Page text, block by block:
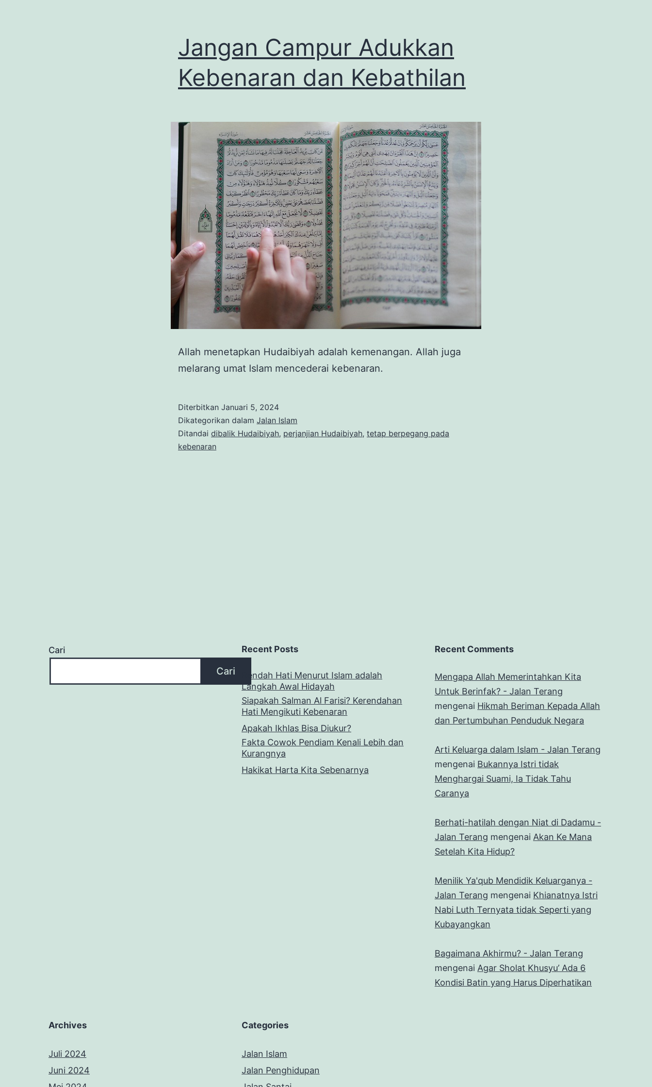
Jangan Campur Adukkan
Kebenaran dan Kebathilan
Allah menetapkan Hudaibiyah adalah kemenangan. Allah juga
melarang umat Islam mencederai kebenaran.
Diterbitkan Januari 5, 2024
Dikategorikan dalam Jalan Islam
Ditandai dibalik Hudaibiyah, perjanjian Hudaibiyah, tetap berpegang pada
kebenaran
Cari
Cari
Recent Posts
Rendah Hati Menurut Islam adalah
Langkah Awal Hidayah
Siapakah Salman Al Farisi? Kerendahan
Hati Mengikuti Kebenaran
Apakah Ikhlas Bisa Diukur?
Fakta Cowok Pendiam Kenali Lebih dan
Kurangnya
Hakikat Harta Kita Sebenarnya
Recent Comments
Mengapa Allah Memerintahkan Kita
Untuk Berinfak? - Jalan Terang
mengenai Hikmah Beriman Kepada Allah
dan Pertumbuhan Penduduk Negara
Arti Keluarga dalam Islam - Jalan Terang
mengenai Bukannya Istri tidak
Menghargai Suami, Ia Tidak Tahu
Caranya
Berhati-hatilah dengan Niat di Dadamu -
Jalan Terang mengenai Akan Ke Mana
Setelah Kita Hidup?
Menilik Ya'qub Mendidik Keluarganya -
Jalan Terang mengenai Khianatnya Istri
Nabi Luth Ternyata tidak Seperti yang
Kubayangkan
Bagaimana Akhirmu? - Jalan Terang
mengenai Agar Sholat Khusyu’ Ada 6
Kondisi Batin yang Harus Diperhatikan
Archives
Juli 2024
Juni 2024
Categories
Jalan Islam
Jalan Penghidupan